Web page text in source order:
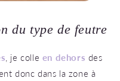
du type de feutre
, je colle en dehors des
donc dans la zone à